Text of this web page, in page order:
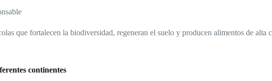
que fortalecen la biodiversidad, regeneran el suelo y producen alimentos de alta
continentes